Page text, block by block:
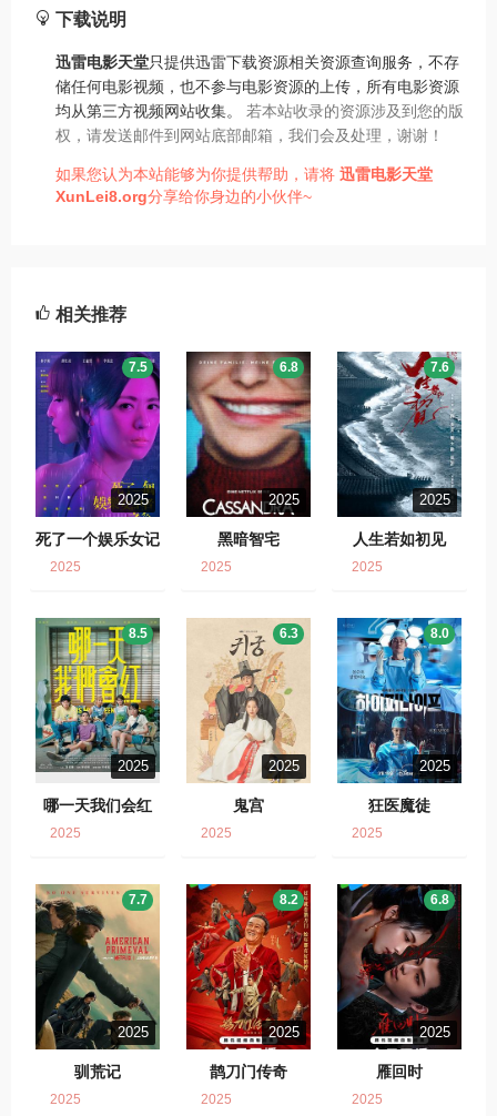
下载说明
迅雷电影天堂只提供迅雷下载资源相关资源查询服务，不存
储任何电影视频，也不参与电影资源的上传，所有电影资源
均从第三方视频网站收集。 若本站收录的资源涉及到您的版
权，请发送邮件到网站底部邮箱，我们会及处理，谢谢！
如果您认为本站能够为你提供帮助，请将 迅雷电影天堂
XunLei8.org分享给你身边的小伙伴~
相关推荐
2025
死了一个娱乐女记
者之后
7.5
2025
2025
黑暗智宅
6.8
2025
2025
人生若如初见
7.6
2025
2025
哪一天我们会红
8.5
2025
2025
鬼宫
6.3
2025
2025
狂医魔徒
8.0
2025
2025
驯荒记
7.7
2025
2025
鹊刀门传奇
8.2
2025
2025
雁回时
6.8
2025